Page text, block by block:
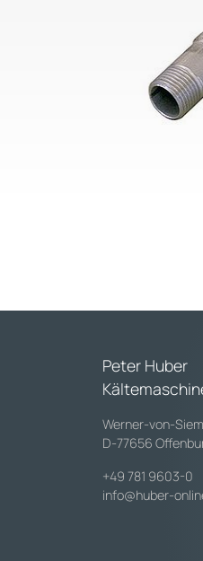
Peter Huber
Werner-von-
D-77656
+49 781 9603-0
info@huber-